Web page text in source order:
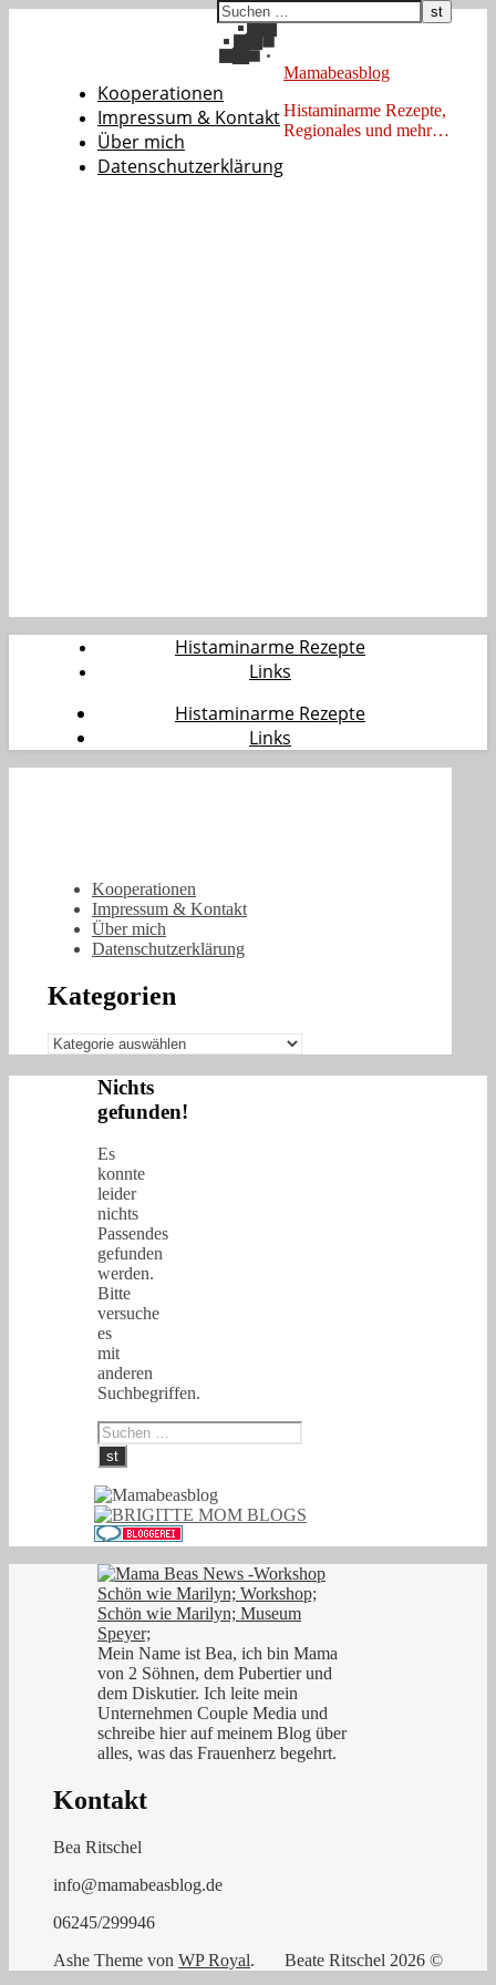
Kooperationen
Impressum & Kontakt
Über mich
Datenschutzerklärung
Mamabeasblog
Histaminarme Rezepte,
Regionales und mehr…
Histaminarme Rezepte
Links
Histaminarme Rezepte
Links
Kooperationen
Impressum & Kontakt
Über mich
Datenschutzerklärung
Kategorien
Kategorien
Nichts
gefunden!
Es
konnte
leider
nichts
Passendes
gefunden
werden.
Bitte
versuche
es
mit
anderen
Suchbegriffen.
Mein Name ist Bea, ich bin Mama
von 2 Söhnen, dem Pubertier und
dem Diskutier. Ich leite mein
Unternehmen Couple Media und
schreibe hier auf meinem Blog über
alles, was das Frauenherz begehrt.
Kontakt
Bea Ritschel
info@mamabeasblog.de
06245/299946
Beate Ritschel 2026 ©
Ashe Theme von WP Royal.